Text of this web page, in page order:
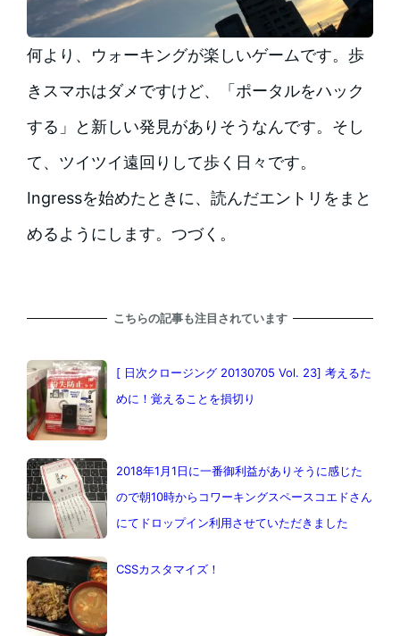
何より、ウォーキングが楽しいゲームです。歩
きスマホはダメですけど、「ポータルをハック
する」と新しい発見がありそうなんです。そし
て、ツイツイ遠回りして歩く日々です。
Ingressを始めたときに、読んだエントリをまと
めるようにします。つづく。
こちらの記事も注目されています
[ 日次クロージング 20130705 Vol. 23] 考えるた
めに！覚えることを損切り
2018年1月1日に一番御利益がありそうに感じた
ので朝10時からコワーキングスペースコエドさん
にてドロップイン利用させていただきました
CSSカスタマイズ！